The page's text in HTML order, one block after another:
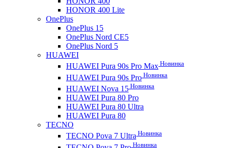
HONOR 400 Lite
OnePlus
OnePlus 15
OnePlus Nord CE5
OnePlus Nord 5
HUAWEI
HUAWEI Pura 90s Pro Max Новинка
HUAWEI Pura 90s Pro Новинка
HUAWEI Nova 15 Новинка
HUAWEI Pura 80 Pro
HUAWEI Pura 80 Ultra
HUAWEI Pura 80
TECNO
TECNO Pova 7 Ultra Новинка
Новинка